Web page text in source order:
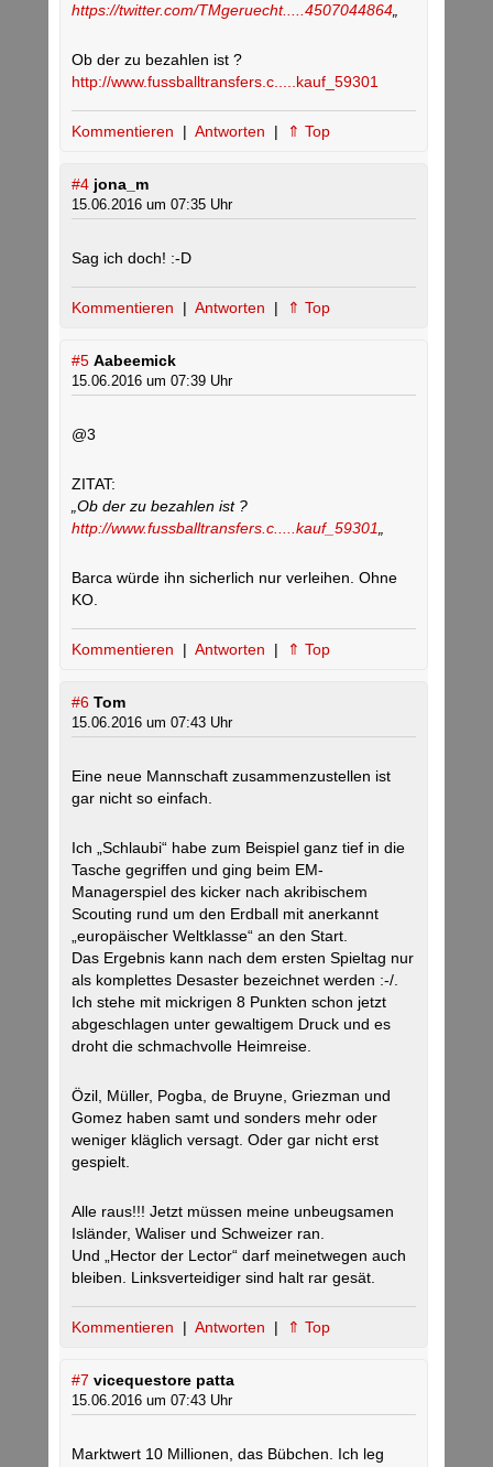
https://twitter.com/TMgeruecht.....4507044864„
Ob der zu bezahlen ist ?
http://www.fussballtransfers.c.....kauf_59301
Kommentieren | Antworten | ⇑ Top
#4 jona_m
15.06.2016 um 07:35 Uhr
Sag ich doch! :-D
Kommentieren | Antworten | ⇑ Top
#5 Aabeemick
15.06.2016 um 07:39 Uhr
@3
ZITAT:
„Ob der zu bezahlen ist ?
http://www.fussballtransfers.c.....kauf_59301„
Barca würde ihn sicherlich nur verleihen. Ohne
KO.
Kommentieren | Antworten | ⇑ Top
#6 Tom
15.06.2016 um 07:43 Uhr
Eine neue Mannschaft zusammenzustellen ist
gar nicht so einfach.
Ich „Schlaubi“ habe zum Beispiel ganz tief in die
Tasche gegriffen und ging beim EM-
Managerspiel des kicker nach akribischem
Scouting rund um den Erdball mit anerkannt
„europäischer Weltklasse“ an den Start.
Das Ergebnis kann nach dem ersten Spieltag nur
als komplettes Desaster bezeichnet werden :-/.
Ich stehe mit mickrigen 8 Punkten schon jetzt
abgeschlagen unter gewaltigem Druck und es
droht die schmachvolle Heimreise.
Özil, Müller, Pogba, de Bruyne, Griezman und
Gomez haben samt und sonders mehr oder
weniger kläglich versagt. Oder gar nicht erst
gespielt.
Alle raus!!! Jetzt müssen meine unbeugsamen
Isländer, Waliser und Schweizer ran.
Und „Hector der Lector“ darf meinetwegen auch
bleiben. Linksverteidiger sind halt rar gesät.
Kommentieren | Antworten | ⇑ Top
#7 vicequestore patta
15.06.2016 um 07:43 Uhr
Marktwert 10 Millionen, das Bübchen. Ich leg